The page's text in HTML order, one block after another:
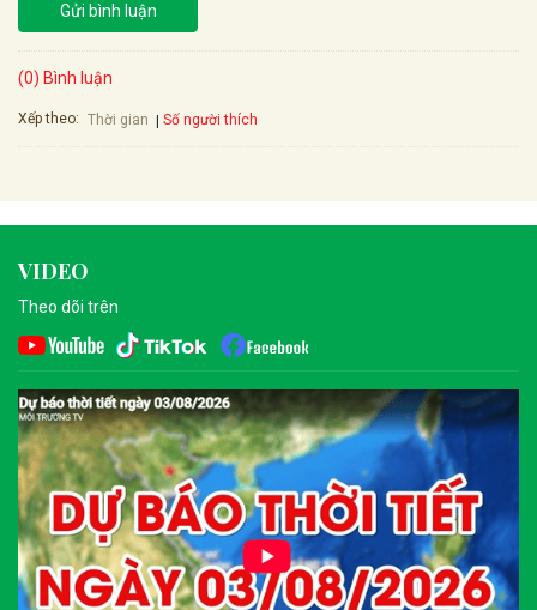
Gửi bình luận
(0) Bình luận
Xếp theo: Thời gian Số người thích
VIDEO
Theo dõi trên